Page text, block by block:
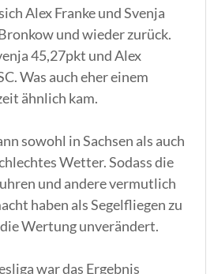
Alex Franke und Svenja
und wieder zurück.
45,27pkt und Alex
Was auch eher einem
ähnlich kam.
sowohl in Sachsen als auch
Wetter. Sodass die
und andere vermutlich
haben als Segelfliegen zu
Wertung unverändert.
war das Ergebnis